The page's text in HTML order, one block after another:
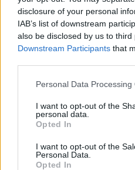
disclosure of your personal
IAB’s list of downstream
also be disclosed by us to third
Downstream Participants that
Personal Data Processing
I want to opt-out of the
personal data.
Opted In
I want to opt-out of the
Personal Data.
Opted In
ΧΤΕΣ
Ο
«Πάω
MEGA
MEGA»
στιγμή